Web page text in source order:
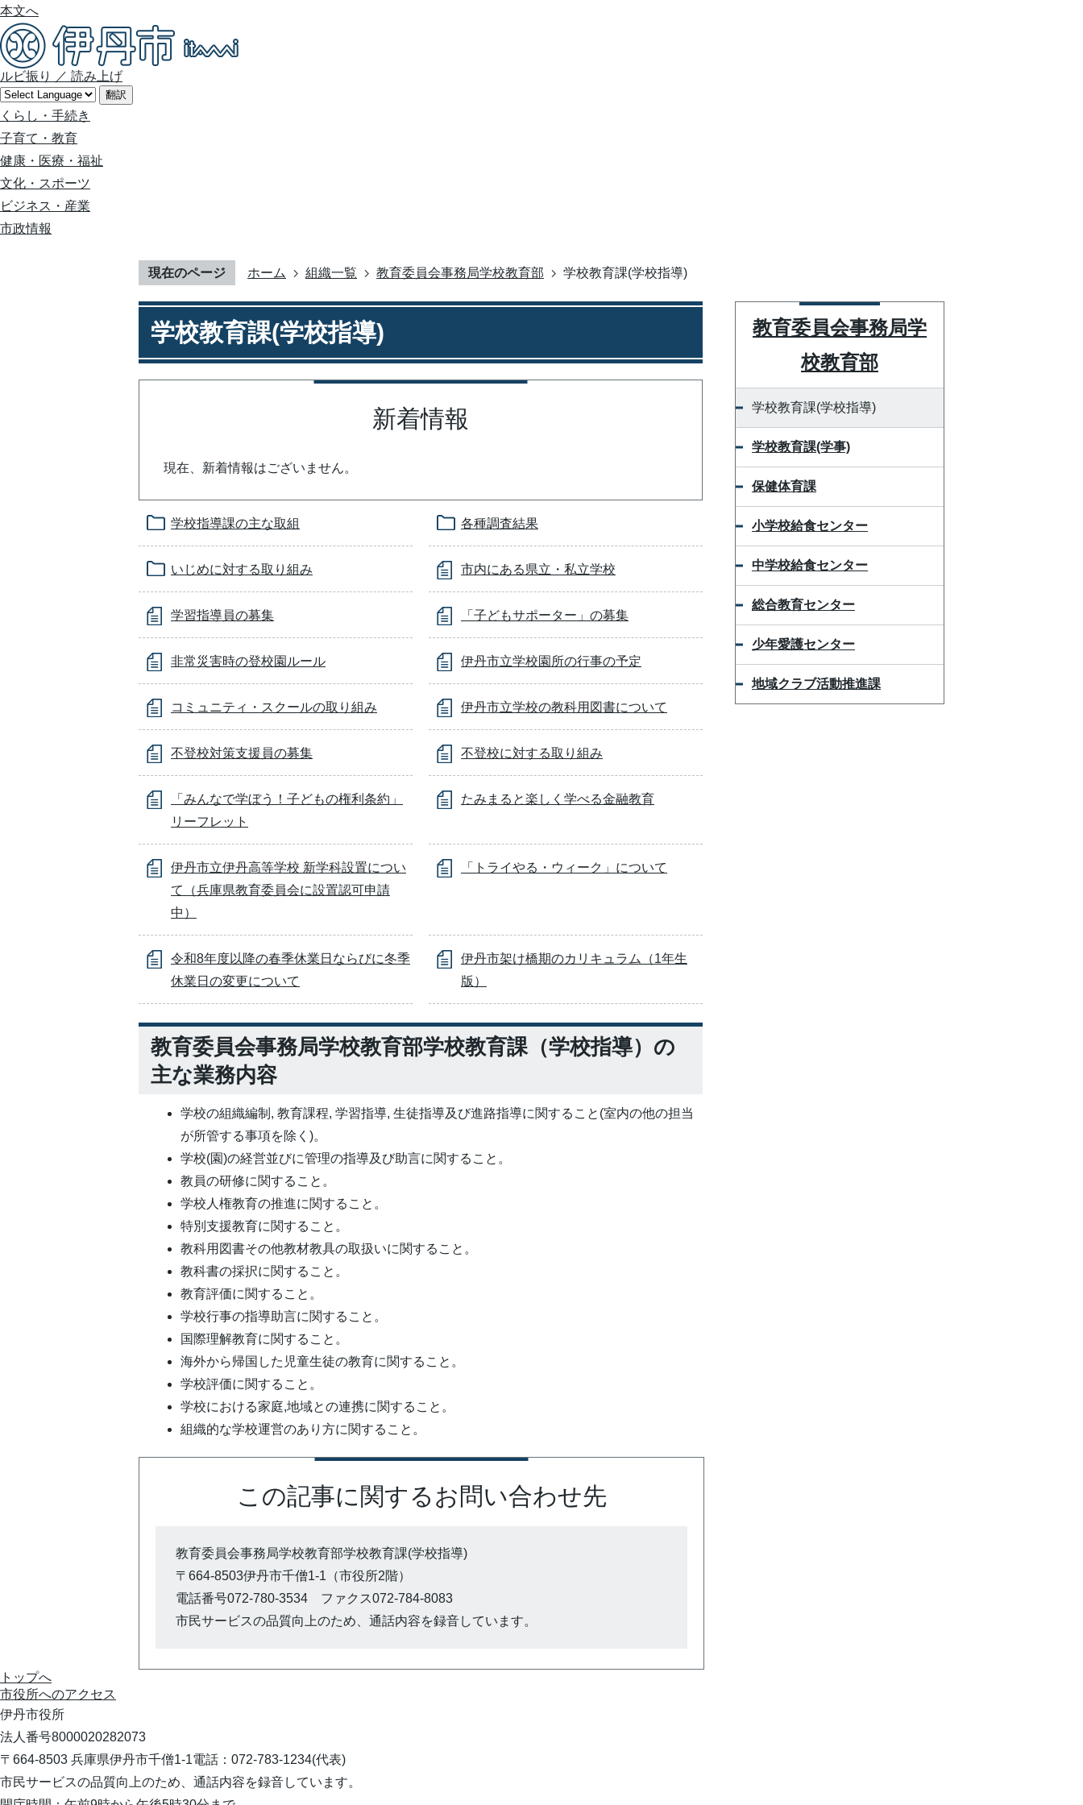
本文へ
ルビ振り ／ 読み上げ
翻訳
くらし・手続き
子育て・教育
健康・医療・福祉
文化・スポーツ
ビジネス・産業
市政情報
現在のページ ホーム 組織一覧 教育委員会事務局学校教育部 学校教育課(学校指導)
学校教育課(学校指導)
新着情報
現在、新着情報はございません。
学校指導課の主な取組 各種調査結果
いじめに対する取り組み 市内にある県立・私立学校
学習指導員の募集 「子どもサポーター」の募集
非常災害時の登校園ルール 伊丹市立学校園所の行事の予定
コミュニティ・スクールの取り組み 伊丹市立学校の教科用図書について
不登校対策支援員の募集 不登校に対する取り組み
「みんなで学ぼう！子どもの権利条約」
リーフレット
たみまると楽しく学べる金融教育
伊丹市立伊丹高等学校 新学科設置につい
て（兵庫県教育委員会に設置認可申請
中）
「トライやる・ウィーク」について
令和8年度以降の春季休業日ならびに冬季
休業日の変更について
伊丹市架け橋期のカリキュラム（1年生
版）
教育委員会事務局学校教育部学校教育課（学校指導）の
主な業務内容
学校の組織編制, 教育課程, 学習指導, 生徒指導及び進路指導に関すること(室内の他の担当
が所管する事項を除く)。
学校(園)の経営並びに管理の指導及び助言に関すること。
教員の研修に関すること。
学校人権教育の推進に関すること。
特別支援教育に関すること。
教科用図書その他教材教具の取扱いに関すること。
教科書の採択に関すること。
教育評価に関すること。
学校行事の指導助言に関すること。
国際理解教育に関すること。
海外から帰国した児童生徒の教育に関すること。
学校評価に関すること。
学校における家庭,地域との連携に関すること。
組織的な学校運営のあり方に関すること。
この記事に関するお問い合わせ先
教育委員会事務局学校教育部学校教育課(学校指導)
〒664-8503伊丹市千僧1-1（市役所2階）
電話番号072-780-3534 ファクス072-784-8083
市民サービスの品質向上のため、通話内容を録音しています。
教育委員会事務局学
校教育部
学校教育課(学校指導)
学校教育課(学事)
保健体育課
小学校給食センター
中学校給食センター
総合教育センター
少年愛護センター
地域クラブ活動推進課
トップへ
市役所へのアクセス
伊丹市役所
法人番号8000020282073
〒664-8503 兵庫県伊丹市千僧1-1電話：072-783-1234(代表)
市民サービスの品質向上のため、通話内容を録音しています。